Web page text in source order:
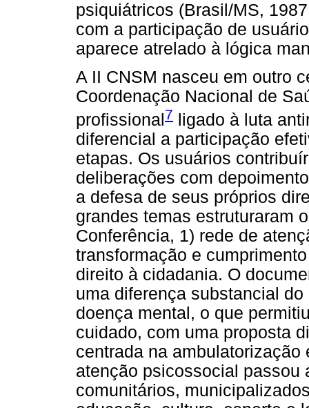
psiquiátricos (Brasil/MS,
com a participação de
aparece atrelado à lógica
A II CNSM nasceu em outro
Coordenação Nacional de
profissional 7
ligado à luta
diferencial a participação
etapas. Os usuários
deliberações com
a defesa de seus próprios
grandes temas estruturaram
Conferência, 1) rede de
transformação e
direito à cidadania. O
uma diferença substancial
doença mental, o que
cuidado, com uma proposta
centrada na
atenção psicossocial passou
comunitários,